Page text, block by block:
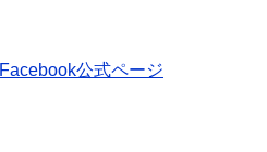
Facebook公式ページ